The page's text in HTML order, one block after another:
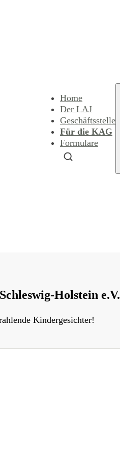
Home
Der LAJ
Geschäftsstelle
Für die KAG
Formulare
Holstein e.V.
Kindergesichter!